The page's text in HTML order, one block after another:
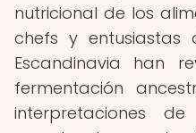
nutricional de los
chefs y
Escandinavia han
fermentación
interpretaciones